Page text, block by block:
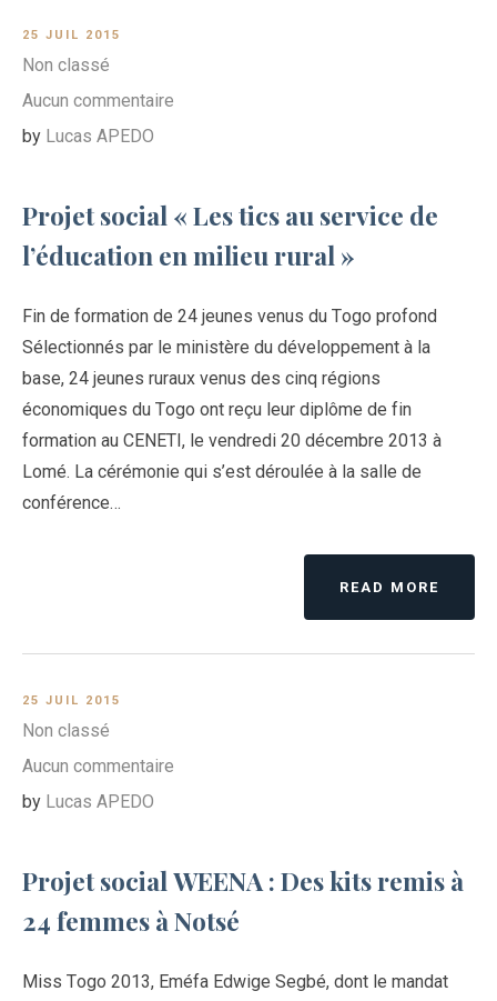
25 JUIL 2015
Non classé
Aucun commentaire
by Lucas APEDO
Projet social « Les tics au service de
l’éducation en milieu rural »
Fin de formation de 24 jeunes venus du Togo profond
Sélectionnés par le ministère du développement à la
base, 24 jeunes ruraux venus des cinq régions
économiques du Togo ont reçu leur diplôme de fin
formation au CENETI, le vendredi 20 décembre 2013 à
Lomé. La cérémonie qui s’est déroulée à la salle de
conférence…
READ MORE
25 JUIL 2015
Non classé
Aucun commentaire
by Lucas APEDO
Projet social WEENA : Des kits remis à
24 femmes à Notsé
Miss Togo 2013, Eméfa Edwige Segbé, dont le mandat